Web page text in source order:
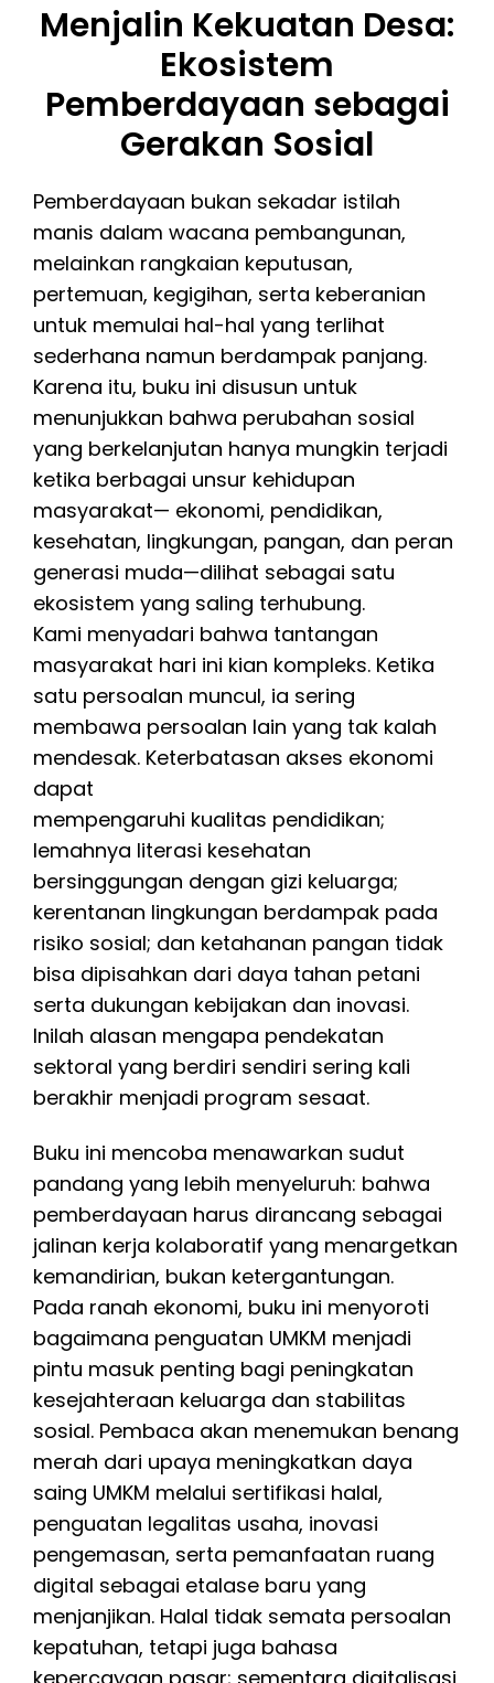
Menjalin Kekuatan Desa:
Ekosistem
Pemberdayaan sebagai
Gerakan Sosial
Pemberdayaan bukan sekadar istilah
manis dalam wacana pembangunan,
melainkan rangkaian keputusan,
pertemuan, kegigihan, serta keberanian
untuk memulai hal-hal yang terlihat
sederhana namun berdampak panjang.
Karena itu, buku ini disusun untuk
menunjukkan bahwa perubahan sosial
yang berkelanjutan hanya mungkin terjadi
ketika berbagai unsur kehidupan
masyarakat— ekonomi, pendidikan,
kesehatan, lingkungan, pangan, dan peran
generasi muda—dilihat sebagai satu
ekosistem yang saling terhubung.
Kami menyadari bahwa tantangan
masyarakat hari ini kian kompleks. Ketika
satu persoalan muncul, ia sering
membawa persoalan lain yang tak kalah
mendesak. Keterbatasan akses ekonomi
dapat
mempengaruhi kualitas pendidikan;
lemahnya literasi kesehatan
bersinggungan dengan gizi keluarga;
kerentanan lingkungan berdampak pada
risiko sosial; dan ketahanan pangan tidak
bisa dipisahkan dari daya tahan petani
serta dukungan kebijakan dan inovasi.
Inilah alasan mengapa pendekatan
sektoral yang berdiri sendiri sering kali
berakhir menjadi program sesaat.
Buku ini mencoba menawarkan sudut
pandang yang lebih menyeluruh: bahwa
pemberdayaan harus dirancang sebagai
jalinan kerja kolaboratif yang menargetkan
kemandirian, bukan ketergantungan.
Pada ranah ekonomi, buku ini menyoroti
bagaimana penguatan UMKM menjadi
pintu masuk penting bagi peningkatan
kesejahteraan keluarga dan stabilitas
sosial. Pembaca akan menemukan benang
merah dari upaya meningkatkan daya
saing UMKM melalui sertifikasi halal,
penguatan legalitas usaha, inovasi
pengemasan, serta pemanfaatan ruang
digital sebagai etalase baru yang
menjanjikan. Halal tidak semata persoalan
kepatuhan, tetapi juga bahasa